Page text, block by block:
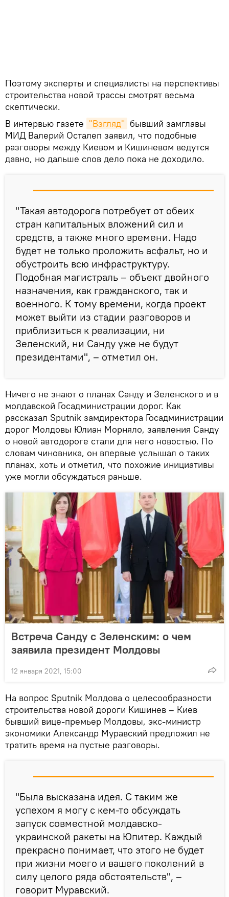
Поэтому эксперты и специалисты на перспективы
строительства новой трассы смотрят весьма
скептически.
В интервью газете "Взгляд" бывший замглавы
МИД Валерий Осталеп заявил, что подобные
разговоры между Киевом и Кишиневом ведутся
давно, но дальше слов дело пока не доходило.
"Такая автодорога потребует от обеих
стран капитальных вложений сил и
средств, а также много времени. Надо
будет не только проложить асфальт, но и
обустроить всю инфраструктуру.
Подобная магистраль – объект двойного
назначения, как гражданского, так и
военного. К тому времени, когда проект
может выйти из стадии разговоров и
приблизиться к реализации, ни
Зеленский, ни Санду уже не будут
президентами", – отметил он.
Ничего не знают о планах Санду и Зеленского и в
молдавской Госадминистрации дорог. Как
рассказал Sputnik замдиректора Госадминистрации
дорог Молдовы Юлиан Морняло, заявления Санду
о новой автодороге стали для него новостью. По
словам чиновника, он впервые услышал о таких
планах, хоть и отметил, что похожие инициативы
уже могли обсуждаться раньше.
Встреча Санду с Зеленским: о чем
заявила президент Молдовы
12 января 2021, 15:00
На вопрос Sputnik Молдова о целесообразности
строительства новой дороги Кишинев – Киев
бывший вице-премьер Молдовы, экс-министр
экономики Александр Муравский предложил не
тратить время на пустые разговоры.
"Была высказана идея. С таким же
успехом я могу с кем-то обсуждать
запуск совместной молдавско-
украинской ракеты на Юпитер. Каждый
прекрасно понимает, что этого не будет
при жизни моего и вашего поколений в
силу целого ряда обстоятельств", –
говорит Муравский.